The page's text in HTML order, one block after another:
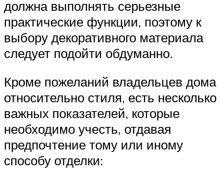
должна выполнять серьезные
практические функции, поэтому к
выбору декоративного материала
следует подойти обдуманно.
Кроме пожеланий владельцев дома
относительно стиля, есть несколько
важных показателей, которые
необходимо учесть, отдавая
предпочтение тому или иному
способу отделки: